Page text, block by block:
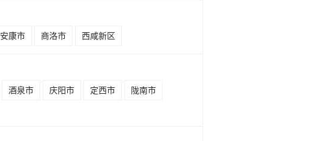
安康市 商洛市 西咸新区
酒泉市 庆阳市 定西市
陇南市